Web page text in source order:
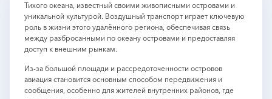
Тихого океана, известный своими живописными островами и
уникальной культурой. Воздушный транспорт играет ключевую
роль в жизни этого удалённого региона, обеспечивая связь
между разбросанными по океану островами и предоставляя
доступ к внешним рынкам.
Из-за большой площади и рассредоточенности островов
авиация становится основным способом передвижения и
сообщения, особенно для жителей внутренних районов, где